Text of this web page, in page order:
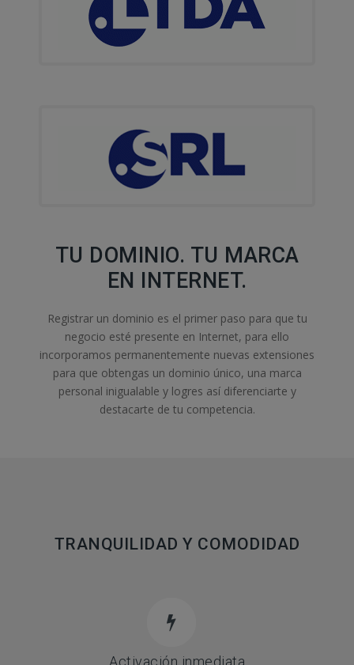
TU DOMINIO. TU MARCA
EN INTERNET.
Registrar un dominio es el primer paso para que tu
negocio esté presente en Internet, para ello
incorporamos permanentemente nuevas extensiones
para que obtengas un dominio único, una marca
personal inigualable y logres así diferenciarte y
destacarte de tu competencia.
TRANQUILIDAD Y COMODIDAD
Activación inmediata